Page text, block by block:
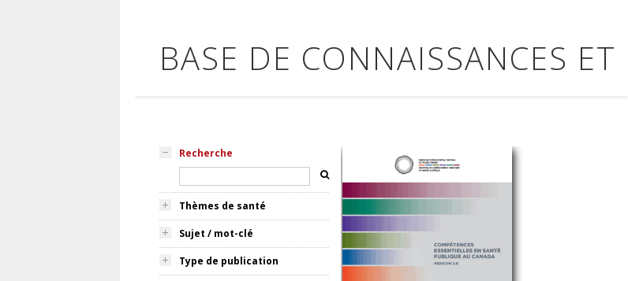
BASE DE CONNAISSANCES ET
Recherche
Thèmes de santé
Sujet / mot-clé
Type de publication